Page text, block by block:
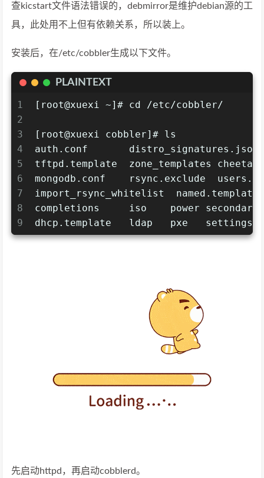
查kicstart文件语法错误的，debmirror是维护debian源的工
具，此处用不上但有依赖关系，所以装上。
安装后，在/etc/cobbler生成以下文件。
PLAINTEXT
1
2
3
4
5
6
7
8
9
[root@xuexi ~]# cd /etc/cobbler/
[root@xuexi cobbler]# ls
auth.conf       distro_signatures.json
tftpd.template  zone_templates
mongodb.conf    rsync.exclude
import_rsync_whitelist
completions     iso    power
dhcp.template   ldap   pxe
先启动httpd，再启动cobblerd。